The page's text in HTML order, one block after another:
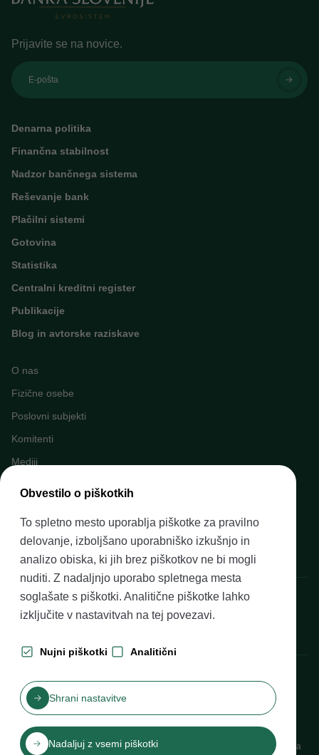
Prijavite se na novice.
E-pošta
Denarna politika
Finančna stabilnost
Nadzor bančnega sistema
Reševanje bank
Plačilni sistemi
Gotovina
Statistika
Centralni kreditni register
Publikacije
Blog in avtorske raziskave
O nas
Fizične osebe
Poslovni subjekti
Komitenti
Mediji
Finančno opismenjevanje
Pravni okvir
Banka Slovenije, Slovenska cesta 35, 1505 Ljubljana
Kazalo vsebine
Piškotki Katalog informacij javnega značaja
Obvestilo o piškotkih
To spletno mesto uporablja piškotke za pravilno
delovanje, izboljšano uporabniško izkušnjo in
analizo obiska, ki jih brez piškotkov ne bi mogli
nuditi. Z nadaljnjo uporabo spletnega mesta
soglašate s piškotki. Analitične piškotke lahko
izključite v nastavitvah na tej povezavi.
Nujni piškotki Analitični
Shrani nastavitve
Nadaljuj z vsemi piškotki